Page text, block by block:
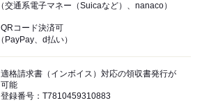
（交通系電子マネー（Suicaなど）、nanaco）
QRコード決済可
（PayPay、d払い）
適格請求書（インボイス）対応の領収書発行が
可能
登録番号：T7810459310883